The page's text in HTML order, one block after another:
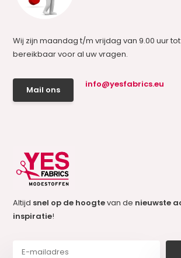
Wij zijn maandag t/m vrijdag van 9.00 uur tot
bereikbaar voor al uw vragen.
Mail ons
info@yesfabrics.eu
Altijd snel op de hoogtevan de nieuwste
inspiratie!